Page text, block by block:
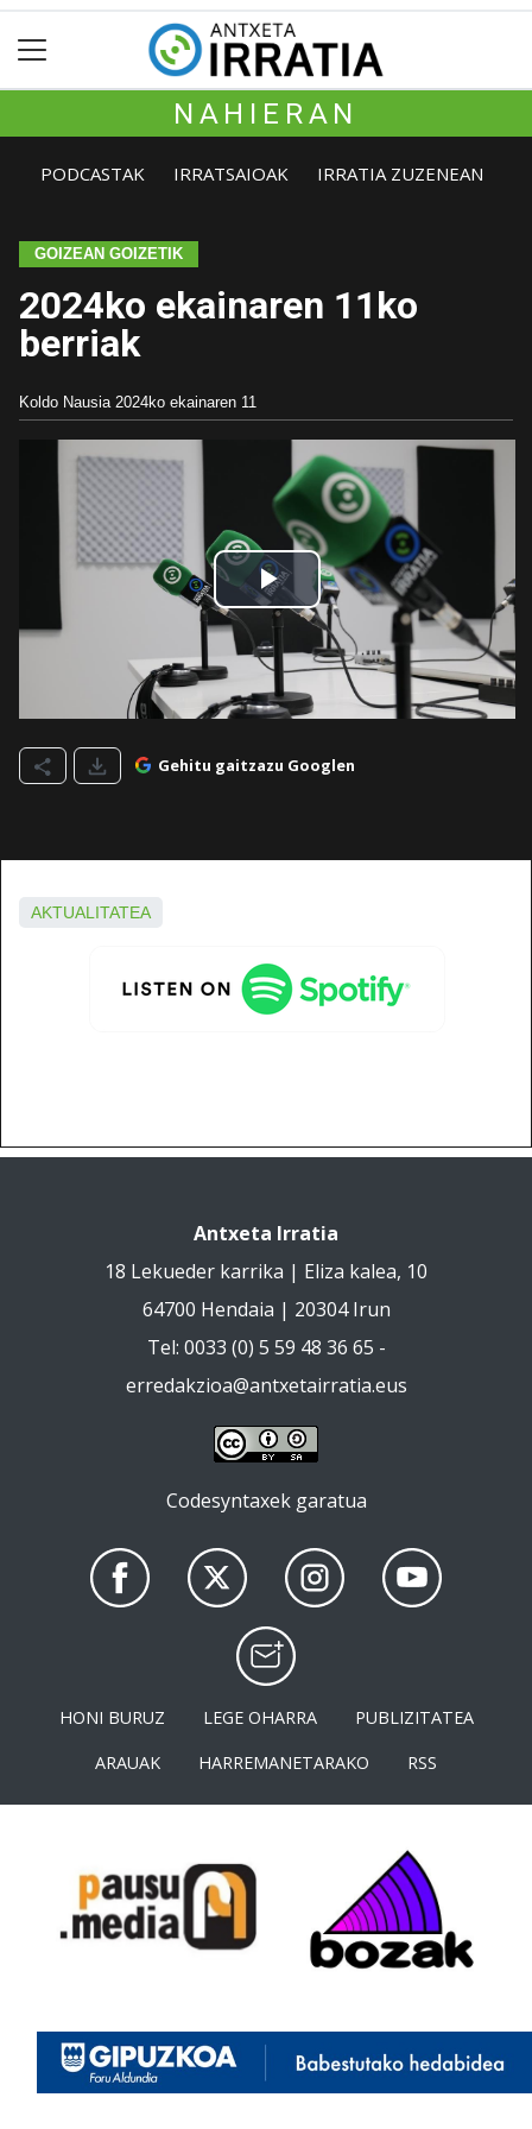
NAHIERAN
PODCASTAK IRRATSAIOAK IRRATIA ZUZENEAN
GOIZEAN GOIZETIK
2024ko ekainaren 11ko
berriak
Koldo Nausia 2024ko ekainaren 11
Gehitu gaitzazu Googlen
AKTUALITATEA
Antxeta Irratia
18 Lekueder karrika | Eliza kalea, 10
64700 Hendaia | 20304 Irun
Tel: 0033 (0) 5 59 48 36 65 -
erredakzioa@antxetairratia.eus
Codesyntaxek garatua
HONI BURUZ LEGE OHARRA
PUBLIZITATEA
ARAUAK
HARREMANETARAKO RSS